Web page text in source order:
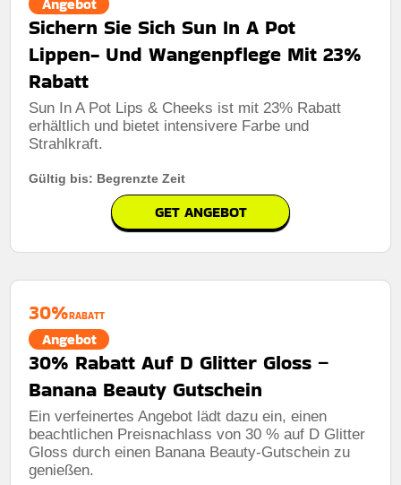
Sichern Sie Sich Sun In A Pot
Lippen- Und Wangenpflege Mit 23%
Rabatt
Sun In A Pot Lips & Cheeks ist mit 23% Rabatt
erhältlich und bietet intensivere Farbe und
Strahlkraft.
Gültig bis: Begrenzte Zeit
GET ANGEBOT
30%RABATT
Angebot
30% Rabatt Auf D Glitter Gloss –
Banana Beauty Gutschein
Ein verfeinertes Angebot lädt dazu ein, einen
beachtlichen Preisnachlass von 30 % auf D Glitter
Gloss durch einen Banana Beauty-Gutschein zu
genießen.